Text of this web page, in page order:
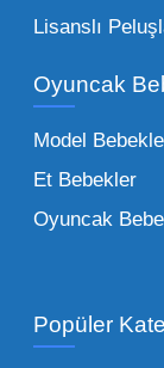
Bebeklik
toptan
her
İşletmeler
Lisanslı
Oyuncak
Model
Et Bebekler
Oyuncak
Popüler